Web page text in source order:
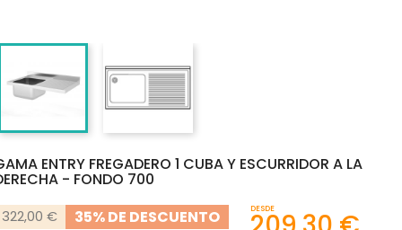
ENTRY FREGADERO 1 CUBA Y ESCURRIDOR A LA
- FONDO 700
322,00 € 35% DE DESCUENTO DESDE